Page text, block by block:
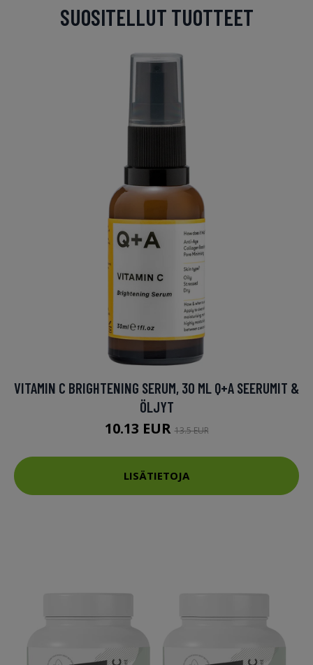
SUOSITELLUT TUOTTEET
VITAMIN C BRIGHTENING SERUM, 30 ML Q+A SEERUMIT &
ÖLJYT
10.13 EUR13.5 EUR
LISÄTIETOJA